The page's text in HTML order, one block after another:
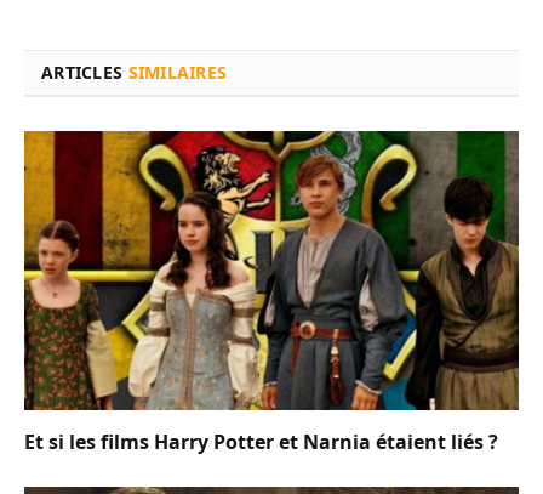
ARTICLES SIMILAIRES
Et si les films Harry Potter et Narnia étaient liés ?